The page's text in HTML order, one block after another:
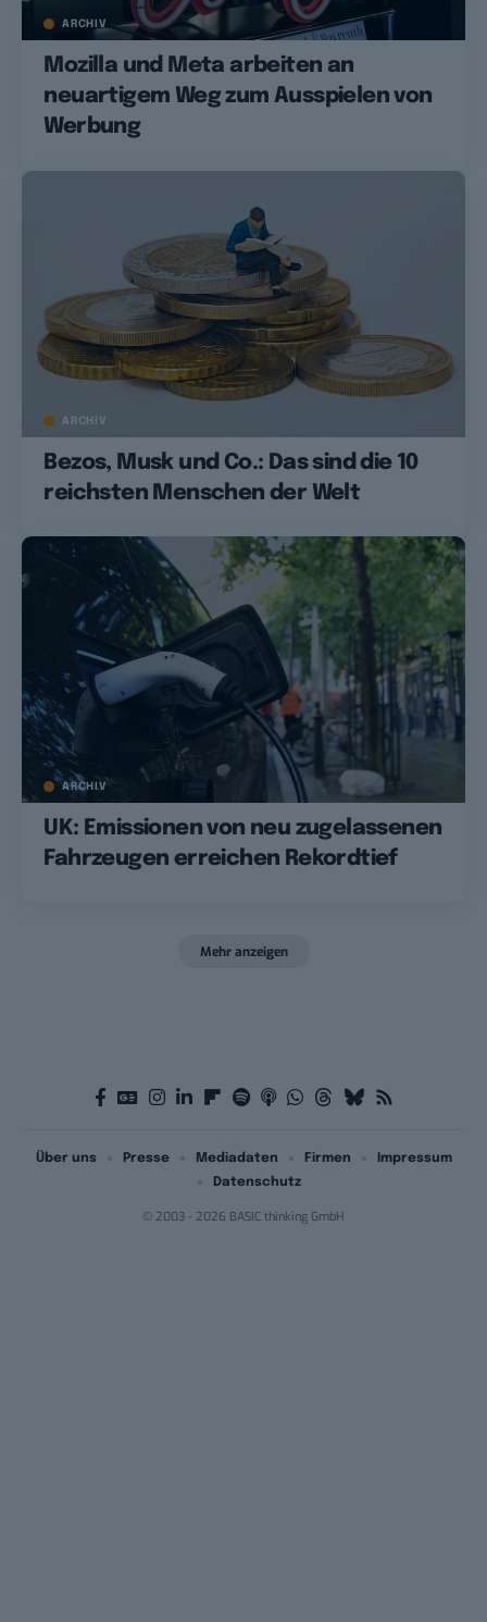
ARCHIV
Mozilla und Meta arbeiten an
neuartigem Weg zum Ausspielen von
Werbung
ARCHIV
Bezos, Musk und Co.: Das sind die 10
reichsten Menschen der Welt
ARCHIV
UK: Emissionen von neu zugelassenen
Fahrzeugen erreichen Rekordtief
Mehr anzeigen
© 2003 - 2026 BASIC thinking GmbH
Über uns Presse Mediadaten Firmen
Impressum
Datenschutz